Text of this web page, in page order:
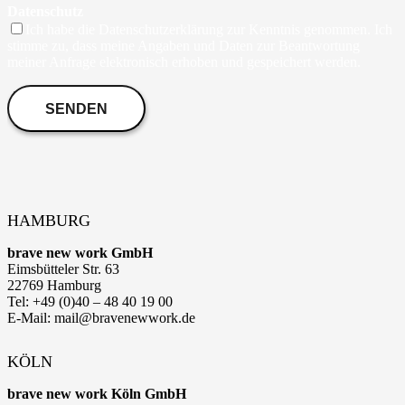
HAMBURG
brave new work GmbH
Eimsbütteler Str. 63
22769 Hamburg
Tel: +49 (0)40 – 48 40 19 00
E-Mail: mail@bravenewwork.de
KÖLN
brave new work Köln GmbH